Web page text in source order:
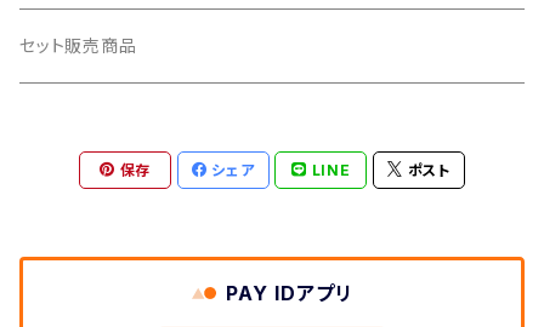
ポスター
パーカー
マグカップ
ライナーノーツ
セット販売商品
保存 シェア LINE ポスト
PAY IDアプリ